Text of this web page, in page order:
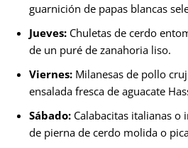
guarnición de papas blancas
Jueves: Chuletas de cerdo
de un puré de zanahoria liso.
Viernes: Milanesas de pollo
ensalada fresca de aguacate
Sábado: Calabacitas italianas o
de pierna de cerdo molida o